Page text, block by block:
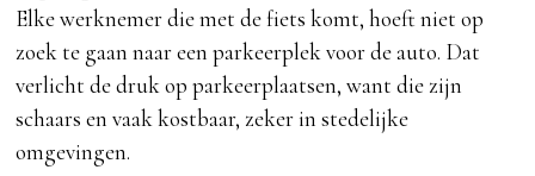
Elke werknemer die met de fiets komt, hoeft niet op
zoek te gaan naar een parkeerplek voor de auto. Dat
verlicht de druk op parkeerplaatsen, want die zijn
schaars en vaak kostbaar, zeker in stedelijke
omgevingen.